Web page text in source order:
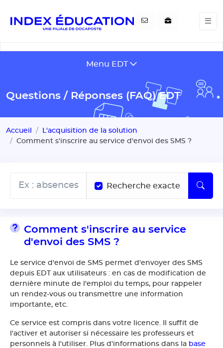
Menu EDT
Questions / Réponses (FAQ) EDT
Accueil
L'acquisition de la solution
Comment s'inscrire au service d'envoi des SMS ?
Recherche exacte
Comment s'inscrire au service
d'envoi des SMS ?
Le service d'envoi de SMS permet d'envoyer des SMS
depuis EDT aux utilisateurs : en cas de modification de
dernière minute de l'emploi du temps, pour rappeler
un rendez-vous ou transmettre une information
importante, etc.
Ce service est compris dans votre licence. Il suffit de
l'activer et autoriser si nécessaire les professeurs et
personnels à l'utiliser. Plus d'informations dans la base